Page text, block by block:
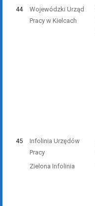
44
Wojewódzki Urząd
Pracy w Kielcach
45
Infolinia Urzędów
Pracy
Zielona Infolinia